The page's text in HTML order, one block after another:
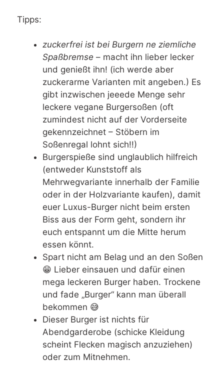
Tipps:
zuckerfrei ist bei Burgern ne ziemliche
Spaßbremse – macht ihn lieber lecker
und genießt ihn! (ich werde aber
zuckerarme Varianten mit angeben.) Es
gibt inzwischen jeeede Menge sehr
leckere vegane Burgersoßen (oft
zumindest nicht auf der Vorderseite
gekennzeichnet – Stöbern im
Soßenregal lohnt sich!!)
Burgerspieße sind unglaublich hilfreich
(entweder Kunststoff als
Mehrwegvariante innerhalb der Familie
oder in der Holzvariante kaufen), damit
euer Luxus-Burger nicht beim ersten
Biss aus der Form geht, sondern ihr
euch entspannt um die Mitte herum
essen könnt.
Spart nicht am Belag und an den Soßen
😁 Lieber einsauen und dafür einen
mega leckeren Burger haben. Trockene
und fade „Burger“ kann man überall
bekommen 😅
Dieser Burger ist nichts für
Abendgarderobe (schicke Kleidung
scheint Flecken magisch anzuziehen)
oder zum Mitnehmen.